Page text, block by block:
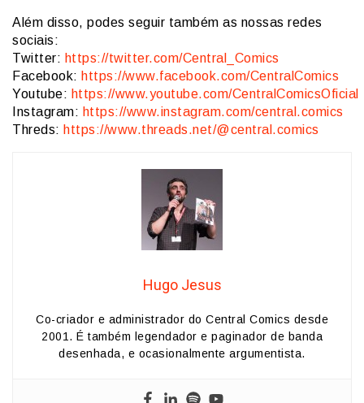
Além disso, podes seguir também as nossas redes
sociais:
Twitter: https://twitter.com/Central_Comics
Facebook: https://www.facebook.com/CentralComics
Youtube: https://www.youtube.com/CentralComicsOficial
Instagram: https://www.instagram.com/central.comics
Threds: https://www.threads.net/@central.comics
Hugo Jesus
Co-criador e administrador do Central Comics desde
2001. É também legendador e paginador de banda
desenhada, e ocasionalmente argumentista.